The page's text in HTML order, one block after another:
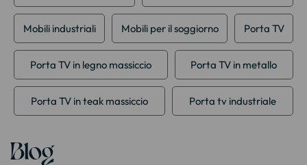
Mobili industriali Mobili per il soggiorno Porta TV
Porta TV in legno massiccio Porta TV in metallo
Porta TV in teak massiccio Porta tv industriale
Blog